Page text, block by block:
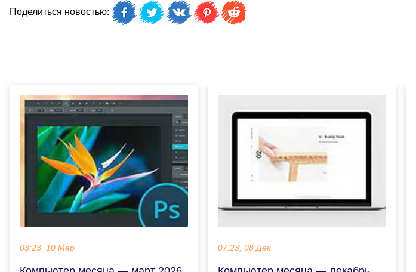
Поделиться новостью:
03:23, 10 Мар 07:23, 08 Дек